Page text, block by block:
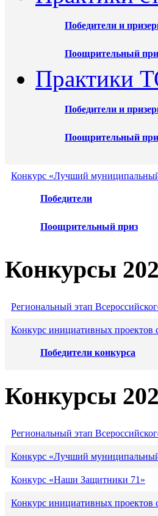
Победители и
Поощрительный
Практики
Победители и
Поощрительный
Конкурс «Лучший
Победители
Поощрительный приз
Конкурсы
Региональный этап
Конкурс инициативных проектов
Победители конкурса
Конкурсы
Региональный этап
Конкурс «Лучший
Конкурс «Наши Защитники 71»
Конкурс инициативных проектов